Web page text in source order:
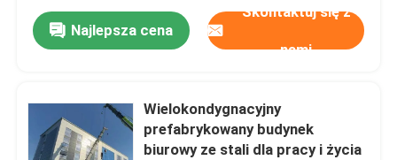
Najlepsza cena
Skontaktuj się z
nami
Wielokondygnacyjny
prefabrykowany budynek
biurowy ze stali dla pracy i życia